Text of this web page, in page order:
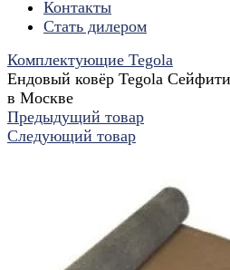
Контакты
Стать дилером
Комплектующие Tegola
Ендовый ковёр Tegola
в Москве
Предыдущий товар
Следующий товар